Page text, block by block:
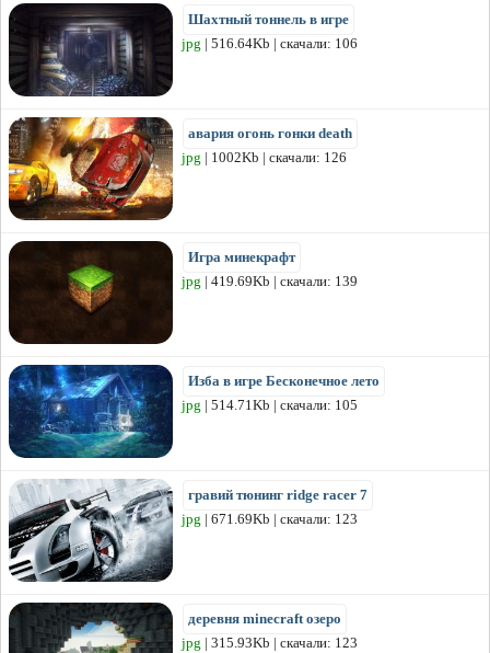
Шахтный тоннель в игре
jpg | 516.64Kb | скачали: 106
авария огонь гонки death
jpg | 1002Kb | скачали: 126
Игра минекрафт
jpg | 419.69Kb | скачали: 139
Изба в игре Бесконечное лето
jpg | 514.71Kb | скачали: 105
гравий тюнинг ridge racer 7
jpg | 671.69Kb | скачали: 123
деревня minecraft озеро
jpg | 315.93Kb | скачали: 123